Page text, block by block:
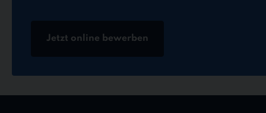
Jetzt online bewerben